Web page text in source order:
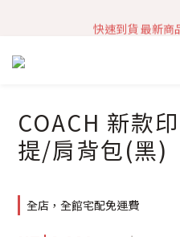
快速到貨 最新商
加入社群 獲
COACH 新款
提/肩背包(黑)
全店，全館宅配免運費